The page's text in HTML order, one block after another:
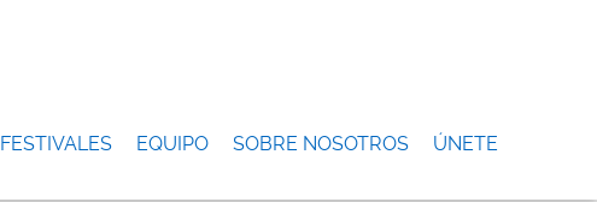
FESTIVALES EQUIPO SOBRE NOSOTROS ÚNETE